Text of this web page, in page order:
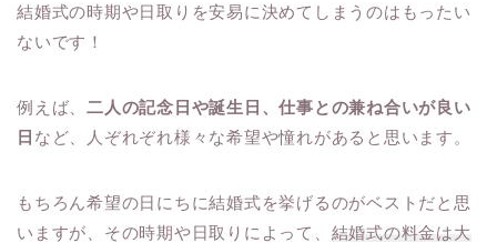
結婚式の時期や日取りを安易に決めてしまうのはもったい
ないです！
例えば、二人の記念日や誕生日、仕事との兼ね合いが良い
日 など、人ぞれぞれ様々な希望や憧れがあると思います。
もちろん希望の日にちに結婚式を挙げるのがベストだと思
いますが、その時期や日取りによって、 結婚式の料金は大